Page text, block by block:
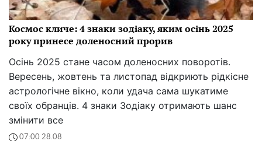
Космос кличе: 4 знаки зодіаку, яким осінь 2025
року принесе доленосний прорив
Осінь 2025 стане часом доленосних поворотів.
Вересень, жовтень та листопад відкриють рідкісне
астрологічне вікно, коли удача сама шукатиме
своїх обранців. 4 знаки Зодіаку отримають шанс
змінити все
07:00 28.08